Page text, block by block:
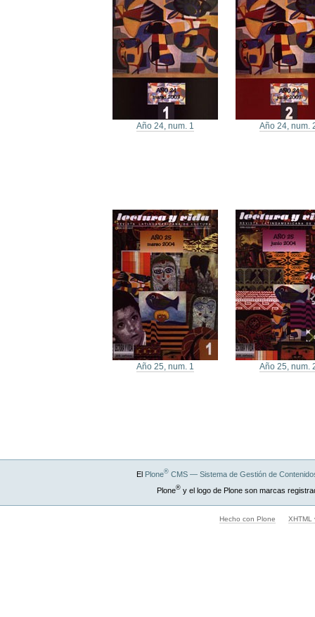
Año 24, num. 1 Año 24, num.
Año 25, num. 1 Año 25, num.
El Plone®CMS — Sistema de Gestión de
Plone®y el logo de Plone son marcas
Hecho con Plone XHTML